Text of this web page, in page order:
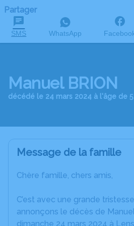
Partager
SMS WhatsApp
Manuel BRION
décédé le 24 mars 2024 à l'âge de
Message de la famille
Chère famille, chers amis,
C’est avec une grande
annonçons le décès de
dimanche 24 mars 2024 à